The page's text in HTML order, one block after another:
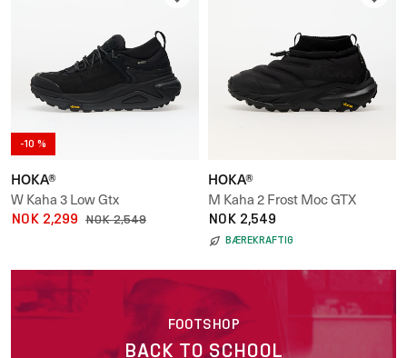
-10 %
HOKA®
W Kaha 3 Low Gtx
NOK 2,299 NOK 2,549
HOKA®
M Kaha 2 Frost Moc GTX
NOK 2,549
BÆREKRAFTIG
FOOTSHOP
BACK TO SCHOOL